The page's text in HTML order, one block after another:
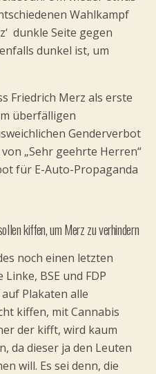
Wahlkampf
dunkle Seite gegen
dunkel ist, um
Friedrich Merz als erste
überfälligen
Genderverbot
„Sehr geehrte Herren“
für E-Auto-Propaganda
kiffen, um Merz zu verhindern
noch einen letzten
Linke, BSE und FDP
Plakaten alle
kiffen, mit Cannabis
der kifft, wird kaum
da dieser ja den Leuten
will. Es sei denn, die